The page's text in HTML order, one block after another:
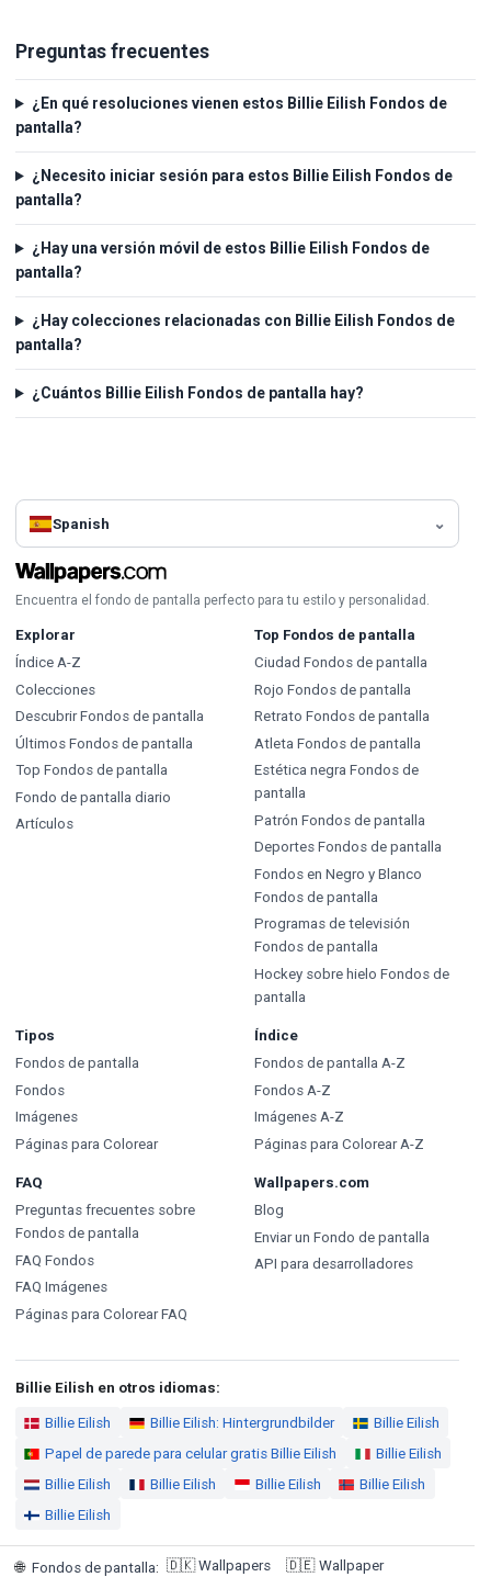
Preguntas frecuentes
¿En qué resoluciones vienen estos Billie Eilish Fondos de
pantalla?
¿Necesito iniciar sesión para estos Billie Eilish Fondos de
pantalla?
¿Hay una versión móvil de estos Billie Eilish Fondos de
pantalla?
¿Hay colecciones relacionadas con Billie Eilish Fondos de
pantalla?
¿Cuántos Billie Eilish Fondos de pantalla hay?
Spanish
Encuentra el fondo de pantalla perfecto para tu estilo y personalidad.
Explorar
Índice A-Z
Colecciones
Descubrir Fondos de pantalla
Últimos Fondos de pantalla
Top Fondos de pantalla
Fondo de pantalla diario
Artículos
Top Fondos de pantalla
Ciudad Fondos de pantalla
Rojo Fondos de pantalla
Retrato Fondos de pantalla
Atleta Fondos de pantalla
Estética negra Fondos de
pantalla
Patrón Fondos de pantalla
Deportes Fondos de pantalla
Fondos en Negro y Blanco
Fondos de pantalla
Programas de televisión
Fondos de pantalla
Hockey sobre hielo Fondos de
pantalla
Tipos
Fondos de pantalla
Fondos
Imágenes
Páginas para Colorear
Índice
Fondos de pantalla A-Z
Fondos A-Z
Imágenes A-Z
Páginas para Colorear A-Z
FAQ
Preguntas frecuentes sobre
Fondos de pantalla
FAQ Fondos
FAQ Imágenes
Páginas para Colorear FAQ
Wallpapers.com
Blog
Enviar un Fondo de pantalla
API para desarrolladores
Billie Eilish en otros idiomas:
Billie Eilish Billie Eilish: Hintergrundbilder
Billie Eilish
Papel de parede para celular gratis Billie Eilish
Billie Eilish
Billie Eilish
Billie Eilish Billie Eilish
Billie Eilish
Billie Eilish
🌐 Fondos de pantalla: 🇩🇰 Wallpapers 🇩🇪 Wallpaper